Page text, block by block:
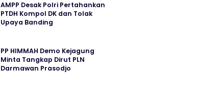
AMPP Desak Polri Pertahankan
PTDH Kompol DK dan Tolak
Upaya Banding
PP HIMMAH Demo Kejagung
Minta Tangkap Dirut PLN
Darmawan Prasodjo